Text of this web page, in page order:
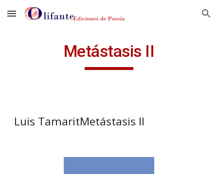
Skip to main content Skip to navigation
Metástasis II
Luis TamaritMetástasis II